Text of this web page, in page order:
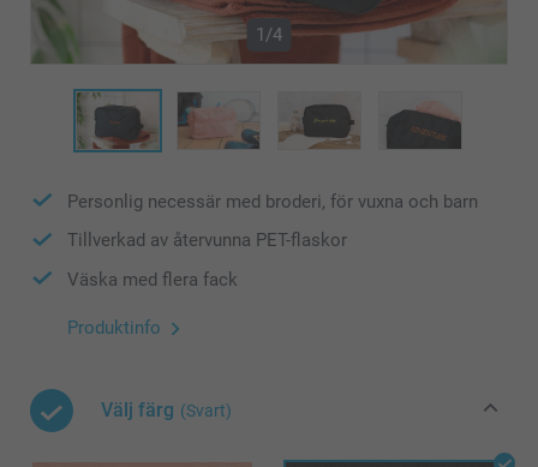
1/4
Personlig necessär med broderi, för vuxna och barn
Tillverkad av återvunna PET-flaskor
Väska med flera fack
Produktinfo
Välj färg (Svart)